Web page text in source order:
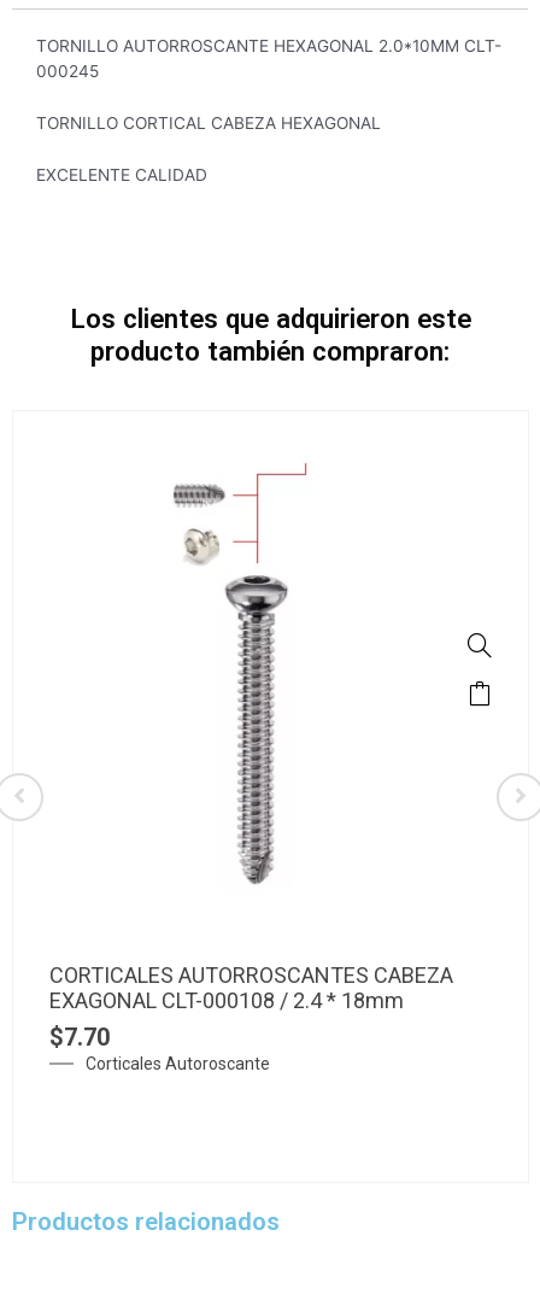
TORNILLO AUTORROSCANTE HEXAGONAL 2.0*10MM CLT-
000245
TORNILLO CORTICAL CABEZA HEXAGONAL
EXCELENTE CALIDAD
Los clientes que adquirieron este
producto también compraron:
Corticales Autoroscante
CORTICALES AUTORROSCANTES CABEZA
EXAGONAL CLT-000108 / 2.4 * 18mm
$7.70
Productos relacionados